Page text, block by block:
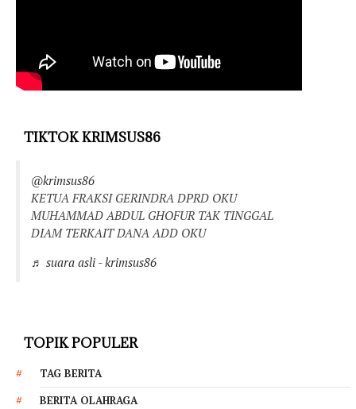
TIKTOK KRIMSUS86
@krimsus86
KETUA FRAKSI GERINDRA DPRD OKU
MUHAMMAD ABDUL GHOFUR TAK TINGGAL
DIAM TERKAIT DANA ADD OKU
♬ suara asli - krimsus86
TOPIK POPULER
TAG BERITA
BERITA OLAHRAGA